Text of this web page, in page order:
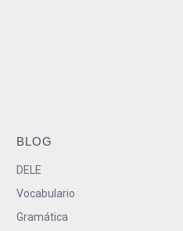
BLOG
DELE
Vocabulario
Gramática